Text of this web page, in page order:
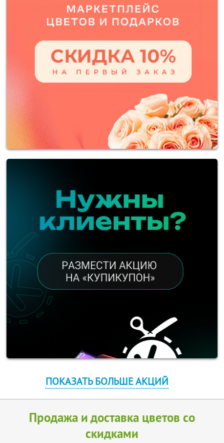
ПОКАЗАТЬ БОЛЬШЕ АКЦИЙ
Продажа и доставка цветов со
скидками